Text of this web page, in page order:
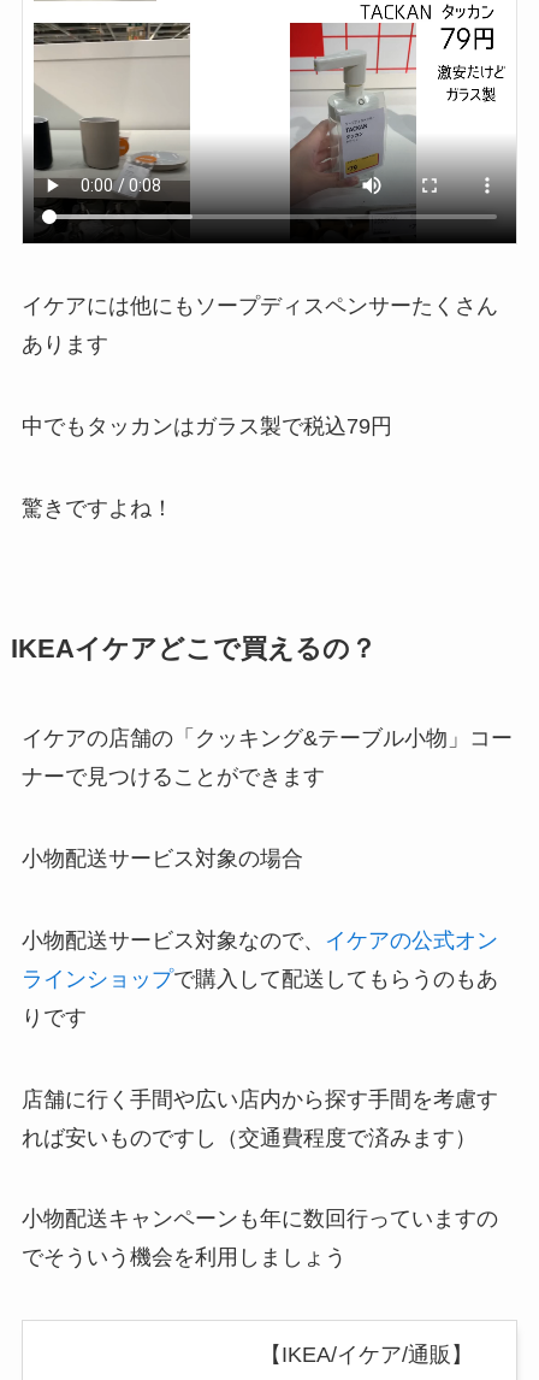
イケアには他にもソープディスペンサーたくさん
あります
中でもタッカンはガラス製で税込79円
驚きですよね！
IKEAイケアどこで買えるの？
イケアの店舗の「クッキング&テーブル小物」コー
ナーで見つけることができます
小物配送サービス対象の場合
小物配送サービス対象なので、
イケアの公式オン
ラインショップで購入して配送してもらうのもあ
りです
店舗に行く手間や広い店内から探す手間を考慮す
れば安いものですし（交通費程度で済みます）
小物配送キャンペーンも年に数回行っていますの
でそういう機会を利用しましょう
【IKEA/イケア/通販】